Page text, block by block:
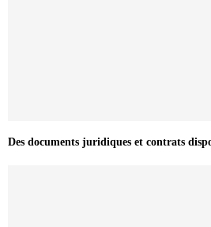
Des documents juridiques et contrats